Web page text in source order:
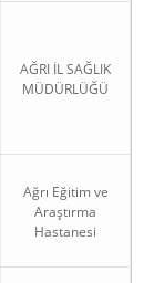
AĞRI İL SAĞLIK
MÜDÜRLÜĞÜ
Ağrı Eğitim ve
Araştırma
Hastanesi